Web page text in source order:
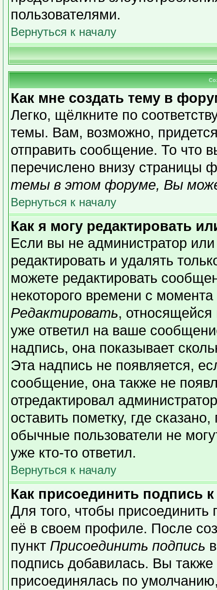
пользователями.
Вернуться к началу
Как мне создать тему в
Легко, щёлкните по
темы. Вам, возможно,
отправить сообщение. То что
перечислено внизу страницы
темы в этом форуме, Вы
Вернуться к началу
Как я могу редактировать
Если вы не администратор
редактировать и удалять
можете редактировать
некоторого времени с
Редактировать,
уже ответил на ваше
надпись, она показывает
Эта надпись не появляется,
сообщение, она также не
отредактировал
оставить пометку, где
обычные пользователи не
уже кто-то ответил.
Вернуться к началу
Как присоединить подпись
Для того, чтобы
её в своем профиле. После
пункт Присоединить подпись
подпись добавилась. Вы
присоединялась по